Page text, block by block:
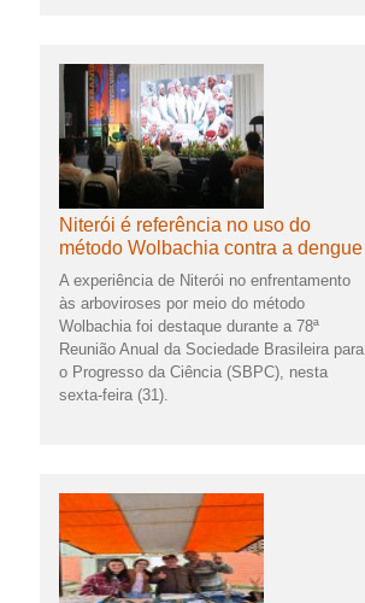
Niterói é referência no uso do
método Wolbachia contra a dengue
A experiência de Niterói no enfrentamento
às arboviroses por meio do método
Wolbachia foi destaque durante a 78ª
Reunião Anual da Sociedade Brasileira para
o Progresso da Ciência (SBPC), nesta
sexta-feira (31).